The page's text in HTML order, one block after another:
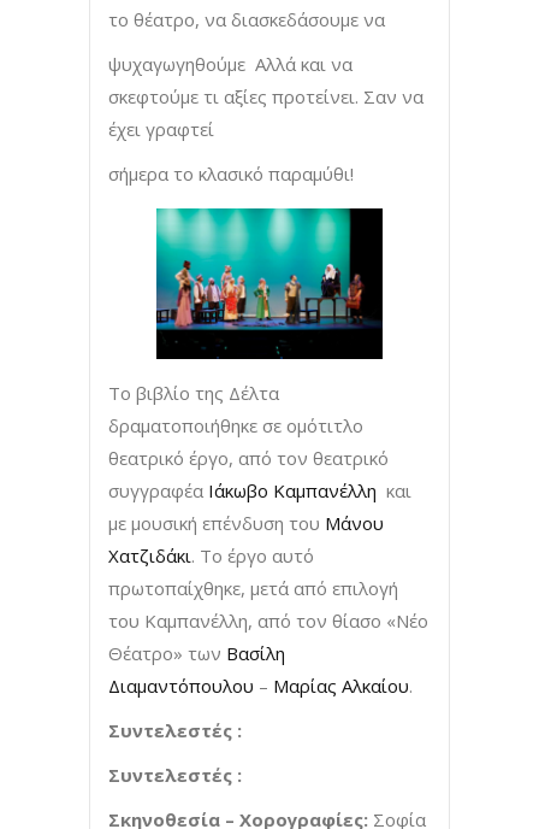
το θέατρο, να διασκεδάσουμε να
ψυχαγωγηθούμε Αλλά και να
σκεφτούμε τι αξίες προτείνει. Σαν να
έχει γραφτεί
σήμερα το κλασικό παραμύθι!
Το βιβλίο της Δέλτα
δραματοποιήθηκε σε ομότιτλο
θεατρικό έργο, από τον θεατρικό
συγγραφέα Ιάκωβο Καμπανέλλη και
με μουσική επένδυση του Μάνου
Χατζιδάκι. Το έργο αυτό
πρωτοπαίχθηκε, μετά από επιλογή
του Καμπανέλλη, από τον θίασο «Νέο
Θέατρο» των Βασίλη
Διαμαντόπουλου – Μαρίας Αλκαίου.
Συντελεστές :
Συντελεστές :
Σκηνοθεσία – Χορογραφίες: Σοφία